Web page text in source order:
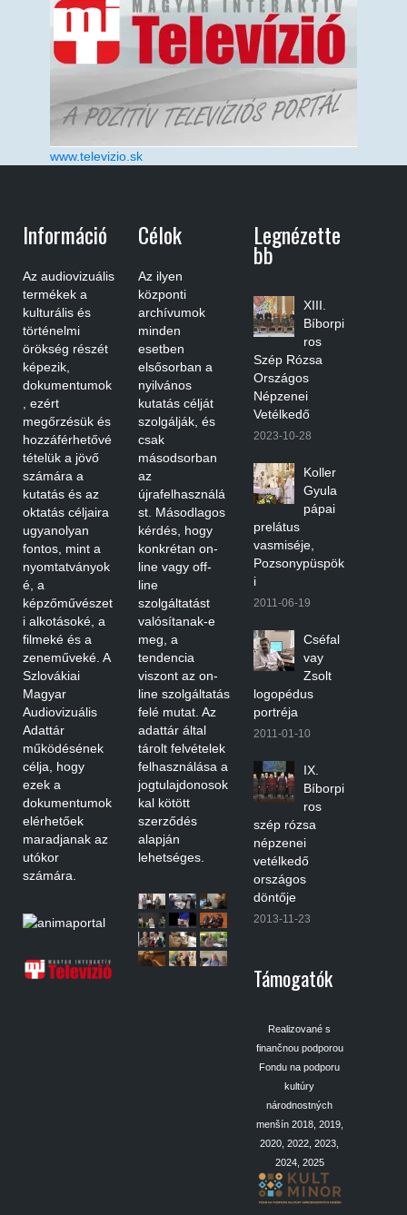
www.televizio.sk
Információ
Az audiovizuális
termékek a
kulturális és
történelmi
örökség részét
képezik,
dokumentumok
, ezért
megőrzésük és
hozzáférhetővé
tételük a jövő
számára a
kutatás és az
oktatás céljaira
ugyanolyan
fontos, mint a
nyomtatványok
é, a
képzőművészet
i alkotásoké, a
filmeké és a
zeneműveké. A
Szlovákiai
Magyar
Audiovizuális
Adattár
működésének
célja, hogy
ezek a
dokumentumok
elérhetőek
maradjanak az
utókor
számára.
Célok
Az ilyen
központi
archívumok
minden
esetben
elsősorban a
nyilvános
kutatás célját
szolgálják, és
csak
másodsorban
az
újrafelhasználá
st. Másodlagos
kérdés, hogy
konkrétan on-
line vagy off-
line
szolgáltatást
valósítanak-e
meg, a
tendencia
viszont az on-
line szolgáltatás
felé mutat. Az
adattár által
tárolt felvételek
felhasználása a
jogtulajdonosok
kal kötött
szerződés
alapján
lehetséges.
Legnézette
Bb
XIII.
Bíborpi
ros
Szép Rózsa
Országos
Népzenei
Vetélkedő
2023-10-28
Koller
Gyula
pápai
prelátus
vasmiséje,
Pozsonypüspök
i
2011-06-19
Cséfal
vay
Zsolt
logopédus
portréja
2011-01-10
IX.
Bíborpi
ros
szép rózsa
népzenei
vetélkedő
országos
döntője
2013-11-23
Támogatók
Realizované s
finančnou podporou
Fondu na podporu
kultúry
národnostných
menšín 2018, 2019,
2020, 2022, 2023,
2024, 2025